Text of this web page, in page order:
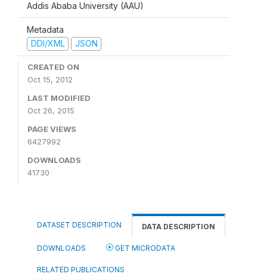
Addis Ababa University (AAU)
Metadata
DDI/XML
JSON
CREATED ON
Oct 15, 2012
LAST MODIFIED
Oct 26, 2015
PAGE VIEWS
6427992
DOWNLOADS
41730
DATASET DESCRIPTION DATA DESCRIPTION
DOWNLOADS GET MICRODATA
RELATED PUBLICATIONS